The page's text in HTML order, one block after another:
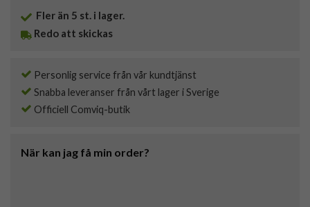
Fler än 5 st. i lager.
Redo att skickas
Personlig service från vår kundtjänst
Snabba leveranser från vårt lager i Sverige
Officiell Comviq-butik
När kan jag få min order?